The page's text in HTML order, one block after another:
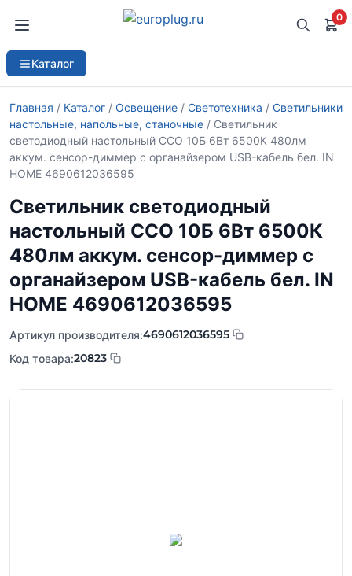
0
Каталог
Главная / Каталог / Освещение / Светотехника / Светильники
настольные, напольные, станочные / Светильник
светодиодный настольный ССО 10Б 6Вт 6500К 480лм
аккум. сенсор-диммер с органайзером USB-кабель бел. IN
HOME 4690612036595
Светильник светодиодный
настольный ССО 10Б 6Вт 6500К
480лм аккум. сенсор-диммер с
органайзером USB-кабель бел. IN
HOME 4690612036595
Артикул производителя:4690612036595
Код товара:20823